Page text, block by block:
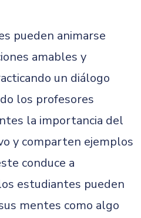
pueden animarse
amables y
un diálogo
los profesores
la importancia del
y comparten ejemplos
conduce a
estudiantes pueden
mentes como algo